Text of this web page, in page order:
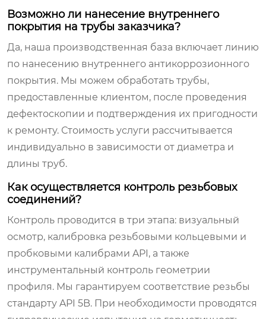
Возможно ли нанесение внутреннего
покрытия на трубы заказчика?
Да, наша производственная база включает линию
по нанесению внутреннего антикоррозионного
покрытия. Мы можем обработать трубы,
предоставленные клиентом, после проведения
дефектоскопии и подтверждения их пригодности
к ремонту. Стоимость услуги рассчитывается
индивидуально в зависимости от диаметра и
длины труб.
Как осуществляется контроль резьбовых
соединений?
Контроль проводится в три этапа: визуальный
осмотр, калибровка резьбовыми кольцевыми и
пробковыми калибрами API, а также
инструментальный контроль геометрии
профиля. Мы гарантируем соответствие резьбы
стандарту API 5B. При необходимости проводятся